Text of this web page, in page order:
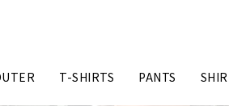
T-SHIRTS PANTS